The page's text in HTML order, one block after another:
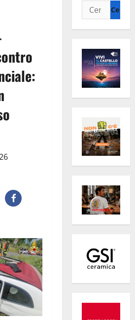
Ricerca
per: